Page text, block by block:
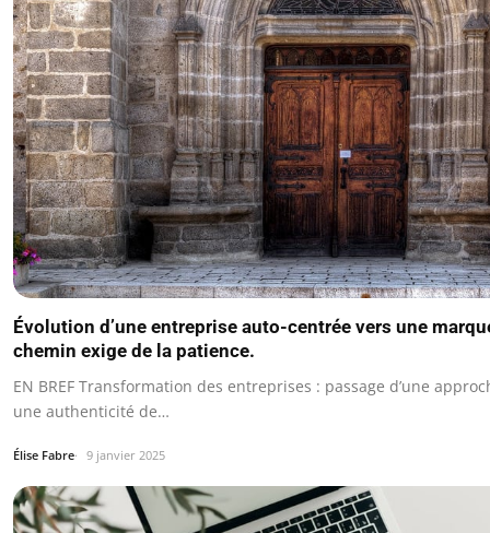
Évolution d’une entreprise auto-centrée vers une
chemin exige de la patience.
EN BREF Transformation des entreprises : passage d’une
une authenticité de…
Élise Fabre 9 janvier 2025